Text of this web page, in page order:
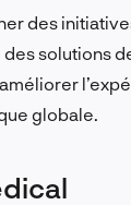
des
solutions
globale.